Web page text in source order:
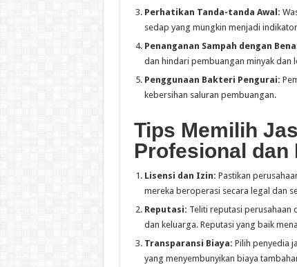
Perhatikan Tanda-tanda Awal:
sedap yang mungkin menjadi
Penanganan Sampah dengan
dan hindari pembuangan minyak dan
Penggunaan Bakteri Pengurai:
kebersihan saluran pembuangan.
Tips Memilih
Profesional dan
Lisensi dan Izin: Pastikan
mereka beroperasi secara legal dan
Reputasi: Teliti reputasi perusahaan
dan keluarga. Reputasi yang baik
Transparansi Biaya: Pilih penyedia
yang menyembunyikan biaya